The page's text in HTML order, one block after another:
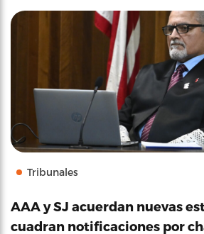
Tribunales
AAA y SJ acuerdan nuevas
cuadran notificaciones por